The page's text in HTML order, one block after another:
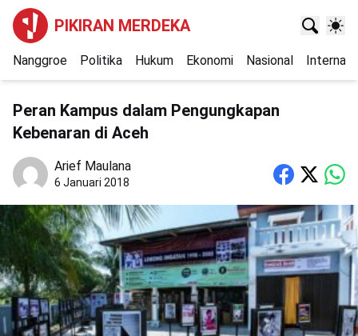
PIKIRAN MERDEKA
Nanggroe Politika Hukum Ekonomi Nasional
Peran Kampus dalam Pengungkapan
Kebenaran di Aceh
Arief Maulana
6 Januari 2018